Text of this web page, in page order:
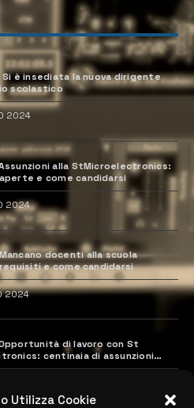
Utilizza Cookie
Si è insediata la nuova dirigente
scolastico
2024
alla StMicroelectronics:
e come candidarsi
2024
docenti alla scuola
e come candidarsi
2024
di lavoro con St
centinaia di assunzioni